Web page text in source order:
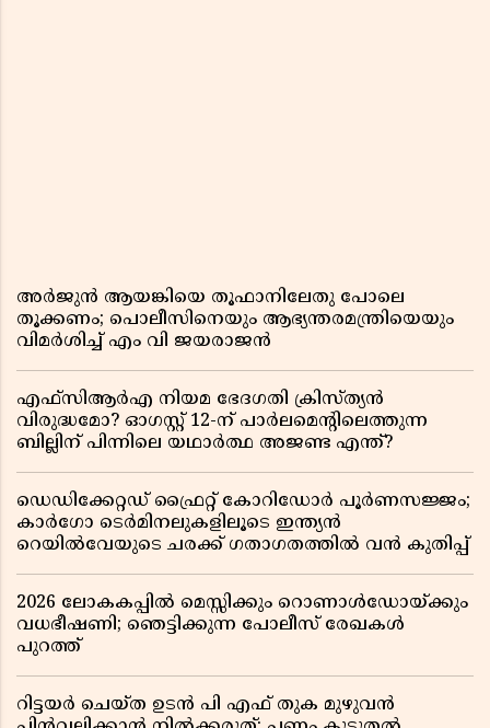
അർജുൻ ആയങ്കിയെ തൂഫാനിലേതു പോലെ
തൂക്കണം; പൊലീസിനെയും ആഭ്യന്തരമന്ത്രിയെയും
വിമർശിച്ച് എം വി ജയരാജൻ
എഫ്സിആർഎ നിയമ ഭേദഗതി ക്രിസ്ത്യൻ
വിരുദ്ധമോ? ഓഗസ്റ്റ് 12-ന് പാർലമെന്റിലെത്തുന്ന
ബില്ലിന് പിന്നിലെ യഥാർത്ഥ അജണ്ട എന്ത്?
ഡെഡിക്കേറ്റഡ് ഫ്രൈറ്റ് കോറിഡോർ പൂർണസജ്ജം;
കാർഗോ ടെർമിനലുകളിലൂടെ ഇന്ത്യൻ
റെയിൽവേയുടെ ചരക്ക് ഗതാഗതത്തിൽ വൻ കുതിപ്പ്
2026 ലോകകപ്പിൽ മെസ്സിക്കും റൊണാൾഡോയ്ക്കും
വധഭീഷണി; ഞെട്ടിക്കുന്ന പോലീസ് രേഖകൾ
പുറത്ത്
റിട്ടയർ ചെയ്ത ഉടൻ പി എഫ് തുക മുഴുവൻ